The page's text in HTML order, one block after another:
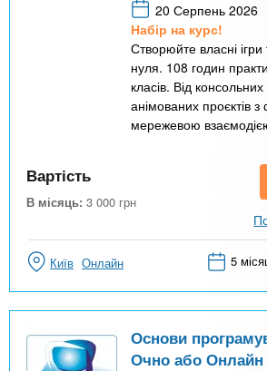
20 Серпень 2026
Набір на курс!
Створюйте власні
нуля. 108 годин
класів. Від
анімованих проєктів
мережевою
Вартість
В місяць: 3 000 грн
Київ Онлайн 5
Основи
Очно або Онлайн